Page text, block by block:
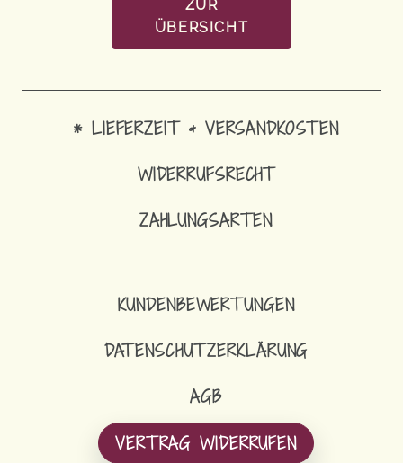
ZUR
ÜBERSICHT
* LIEFERZEIT & VERSANDKOSTEN
WIDERRUFSRECHT
ZAHLUNGSARTEN
KUNDENBEWERTUNGEN
DATENSCHUTZERKLÄRUNG
AGB
VERTRAG WIDERRUFEN